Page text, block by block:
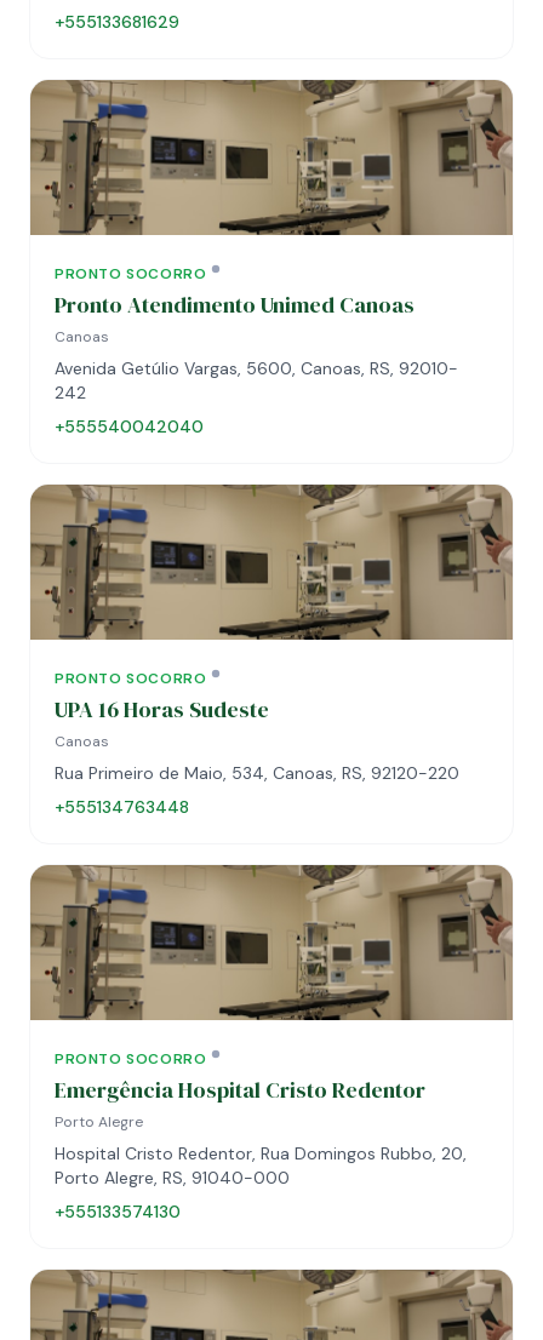
+555133681629
PRONTO SOCORRO
Pronto Atendimento Unimed Canoas
Canoas
Avenida Getúlio Vargas, 5600, Canoas, RS, 92010-
242
+555540042040
PRONTO SOCORRO
UPA 16 Horas Sudeste
Canoas
Rua Primeiro de Maio, 534, Canoas, RS, 92120-220
+555134763448
PRONTO SOCORRO
Emergência Hospital Cristo Redentor
Porto Alegre
Hospital Cristo Redentor, Rua Domingos Rubbo, 20,
Porto Alegre, RS, 91040-000
+555133574130